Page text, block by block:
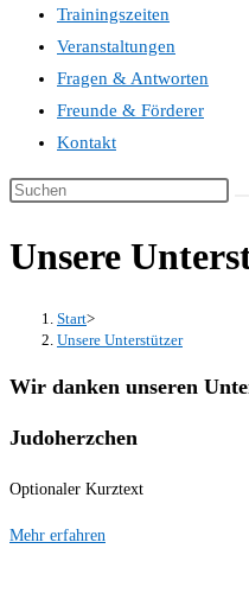
Trainingszeiten
Veranstaltungen
Fragen & Antworten
Freunde & Förderer
Kontakt
Unsere
Start>
Unsere Unterstützer
Wir danken unseren
Judoherzchen
Optionaler Kurztext
Mehr erfahren